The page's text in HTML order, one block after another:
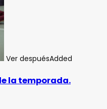
Ver despuésAdded
la temporada.